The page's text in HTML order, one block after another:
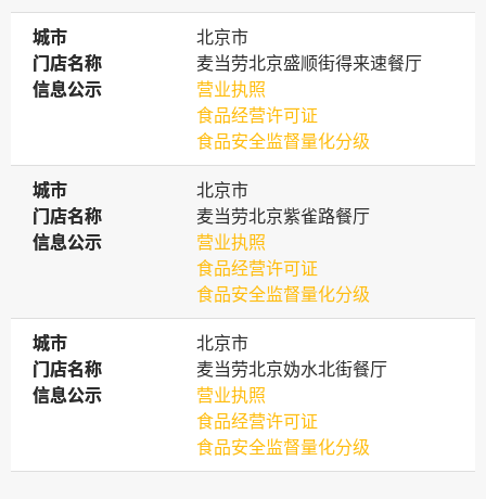
城市
城市
北京市
门店名称
门店名称
麦当劳北京盛顺街得来速餐厅
信息公示
信息公示
营业执照
食品经营许可证
食品安全监督量化分级
城市
城市
北京市
门店名称
门店名称
麦当劳北京紫雀路餐厅
信息公示
信息公示
营业执照
食品经营许可证
食品安全监督量化分级
城市
城市
北京市
门店名称
门店名称
麦当劳北京妫水北街餐厅
信息公示
信息公示
营业执照
食品经营许可证
食品安全监督量化分级